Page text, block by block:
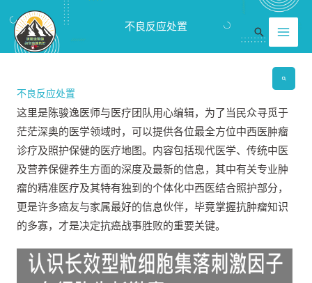
搜
索
不良反应处置
不良反应处置
这里是陈骏逸医师与医疗团队用心编辑，为了当民众寻觅于
茫茫深奥的医学领域时，可以提供各位最全方位中西医肿瘤
诊疗及照护保健的医疗地图。内容包括现代医学、传统中医
及营养保健养生方面的深度及最新的信息，其中有关专业肿
瘤的精准医疗及其特有独到的个体化中西医结合照护部分，
更是许多癌友与家属最好的信息伙伴，毕竟掌握抗肿瘤知识
的多寡，才是决定抗癌战事胜败的重要关键。